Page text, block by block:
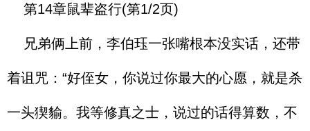
第14章鼠辈盗行(第1/2页)
兄弟俩上前，李伯珏一张嘴根本没实话，还带
着诅咒：“好侄女，你说过你最大的心愿，就是杀
一头猰貐。我等修真之士，说过的话得算数，不